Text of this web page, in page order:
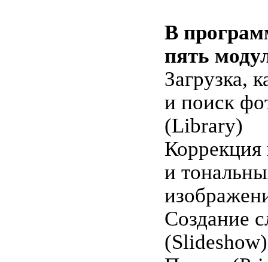
В
пять
Загрузка,
и поиск
(Library)
Коррекция
и
Создание
(Slideshow)